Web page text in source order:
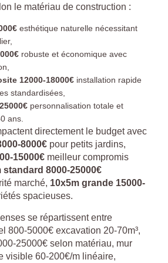
le matériau de construction :
esthétique naturelle nécessitant
robuste et économique avec
12000-18000€ installation rapide
standardisées,
personnalisation totale et
ans.
directement le budget avec
8000€ pour petits jardins,
15000€ meilleur compromis
standard 8000-25000€
marché, 10x5m grande 15000-
spacieuses.
se répartissent entre
800-5000€ excavation 20-70m³,
25000€ selon matériau, mur
visible 60-200€/m linéaire,